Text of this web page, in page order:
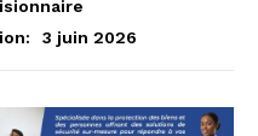
3 juin 2026